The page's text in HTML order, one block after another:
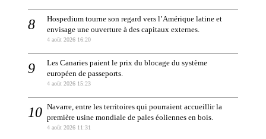
Hospedium tourne son regard vers l’Amérique latine et
envisage une ouverture à des capitaux externes.
4 août 2026 16:20
Les Canaries paient le prix du blocage du système
européen de passeports.
4 août 2026 15:23
Navarre, entre les territoires qui pourraient accueillir la
première usine mondiale de pales éoliennes en bois.
4 août 2026 11:31